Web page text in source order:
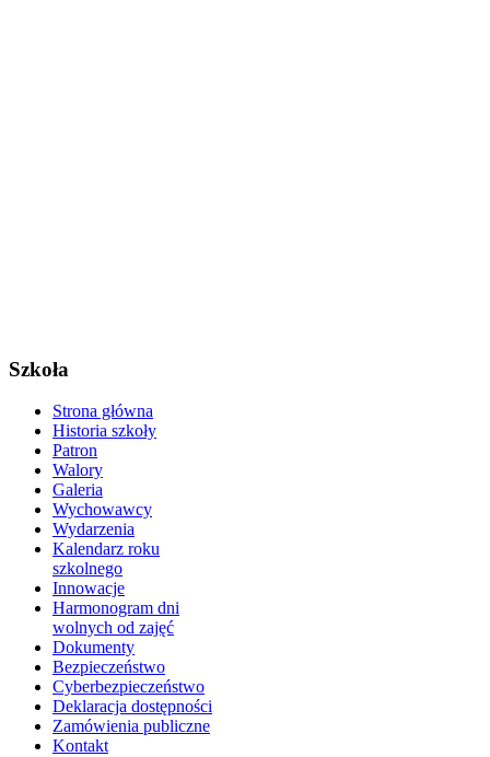
Szkoła
Strona główna
Historia szkoły
Patron
Walory
Galeria
Wychowawcy
Wydarzenia
Kalendarz roku
szkolnego
Innowacje
Harmonogram dni
wolnych od zajęć
Dokumenty
Bezpieczeństwo
Cyberbezpieczeństwo
Deklaracja dostępności
Zamówienia publiczne
Kontakt